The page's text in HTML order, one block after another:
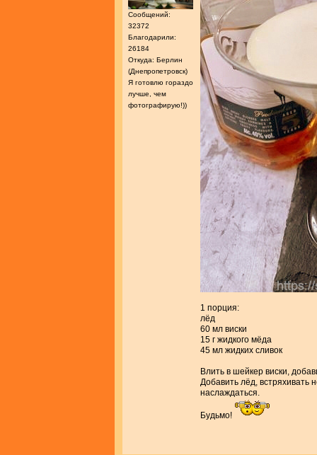
Сообщений:
32372
Благодарили:
26184
Откуда: Берлин
(Днепропетровск)
Я готовлю гораздо
лучше, чем
фотографирую!))
1 порция:
лёд
60 мл виски
15 г жидкого мёда
45 мл жидких сливок
Влить в шейкер виски,
Добавить лёд, встряхивать
наслаждаться.
Будьмо!